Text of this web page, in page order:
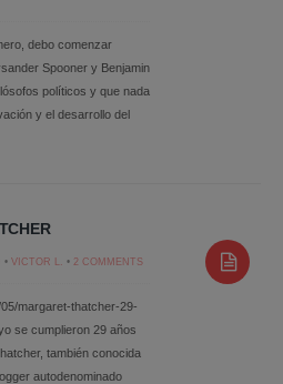
debo comenzar
Spooner y Benjamin
políticos y que nada
y el desarrollo del
• VICTOR L. • 2 COMMENTS
margaret-thatcher-29-
se cumplieron 29 años
también conocida
autodenominado